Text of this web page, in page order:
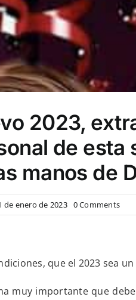
2023,
de esta
manos de
de enero de 2023 0 Commentson
Feliz
que el 2023 sea
muy importante que